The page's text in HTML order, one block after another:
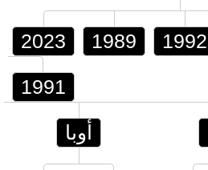
2023 1989 1992
1991
أوبا